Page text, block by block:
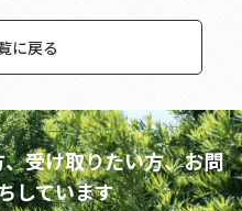
に戻る
受け取りたい方、お問
しています